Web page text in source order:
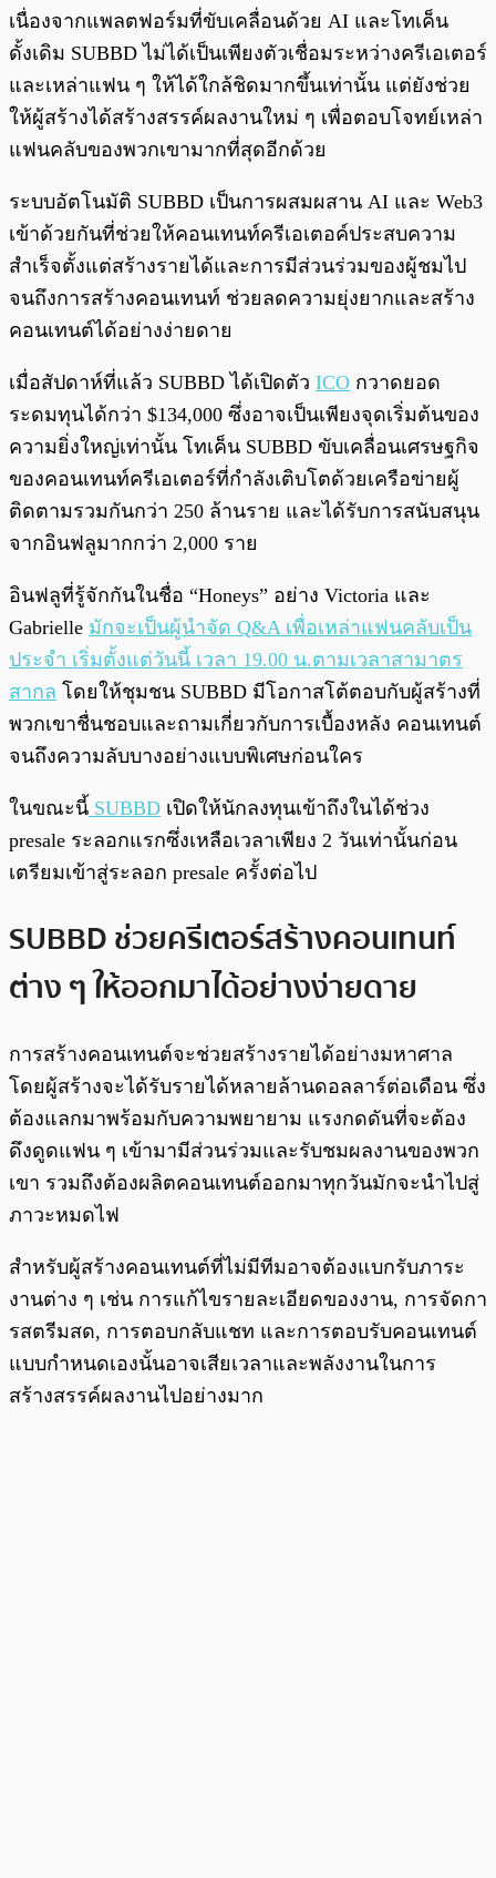
เนื่องจากแพลตฟอร์มที่ขับเคลื่อนด้วย AI และโทเค็น
ดั้งเดิม SUBBD ไม่ได้เป็นเพียงตัวเชื่อมระหว่างครีเอเตอร์
และเหล่าแฟน ๆ ให้ได้ใกล้ชิดมากขึ้นเท่านั้น แต่ยังช่วย
ให้ผู้สร้างได้สร้างสรรค์ผลงานใหม่ ๆ เพื่อตอบโจทย์เหล่า
แฟนคลับของพวกเขามากที่สุดอีกด้วย
ระบบอัตโนมัติ SUBBD เป็นการผสมผสาน AI และ Web3
เข้าด้วยกันที่ช่วยให้คอนเทนท์ครีเอเตอค์ประสบความ
สำเร็จตั้งแต่สร้างรายได้และการมีส่วนร่วมของผู้ชมไป
จนถึงการสร้างคอนเทนท์ ช่วยลดความยุ่งยากและสร้าง
คอนเทนต์ได้อย่างง่ายดาย
เมื่อสัปดาห์ที่แล้ว SUBBD ได้เปิดตัว ICO กวาดยอด
ระดมทุนได้กว่า $134,000 ซึ่งอาจเป็นเพียงจุดเริ่มต้นของ
ความยิ่งใหญ่เท่านั้น โทเค็น SUBBD ขับเคลื่อนเศรษฐกิจ
ของคอนเทนท์ครีเอเตอร์ที่กำลังเติบโตด้วยเครือข่ายผู้
ติดตามรวมกันกว่า 250 ล้านราย และได้รับการสนับสนุน
จากอินฟลูมากกว่า 2,000 ราย
อินฟลูที่รู้จักกันในชื่อ “Honeys” อย่าง Victoria และ
Gabrielle มักจะเป็นผู้นำจัด Q&A เพื่อเหล่าแฟนคลับเป็น
ประจำ เริ่มตั้งแต่วันนี้ เวลา 19.00 น.ตามเวลาสามาตร
สากล โดยให้ชุมชน SUBBD มีโอกาสโต้ตอบกับผู้สร้างที่
พวกเขาชื่นชอบและถามเกี่ยวกับการเบื้องหลัง คอนเทนต์
จนถึงความลับบางอย่างแบบพิเศษก่อนใคร
ในขณะนี้ SUBBD เปิดให้นักลงทุนเข้าถึงในได้ช่วง
presale ระลอกแรกซึ่งเหลือเวลาเพียง 2 วันเท่านั้นก่อน
เตรียมเข้าสู่ระลอก presale ครั้งต่อไป
SUBBD ช่วยครีเตอร์สร้างคอนเทนท์
ต่าง ๆ ให้ออกมาได้อย่างง่ายดาย
การสร้างคอนเทนต์จะช่วยสร้างรายได้อย่างมหาศาล
โดยผู้สร้างจะได้รับรายได้หลายล้านดอลลาร์ต่อเดือน ซึ่ง
ต้องแลกมาพร้อมกับความพยายาม แรงกดดันที่จะต้อง
ดึงดูดแฟน ๆ เข้ามามีส่วนร่วมและรับชมผลงานของพวก
เขา รวมถึงต้องผลิตคอนเทนต์ออกมาทุกวันมักจะนำไปสู่
ภาวะหมดไฟ
สำหรับผู้สร้างคอนเทนต์ที่ไม่มีทีมอาจต้องแบกรับภาระ
งานต่าง ๆ เช่น การแก้ไขรายละเอียดของงาน, การจัดกา
รสตรีมสด, การตอบกลับแชท และการตอบรับคอนเทนต์
แบบกำหนดเองนั้นอาจเสียเวลาและพลังงานในการ
สร้างสรรค์ผลงานไปอย่างมาก